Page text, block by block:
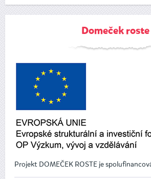
Domeček roste
Projekt DOMEČEK ROSTE je